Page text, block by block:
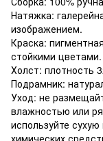
Натяжка:
изображением.
Краска:
стойкими цветами.
Холст: плотность
Подрамник:
Уход: не
влажностью или
используйте
химических